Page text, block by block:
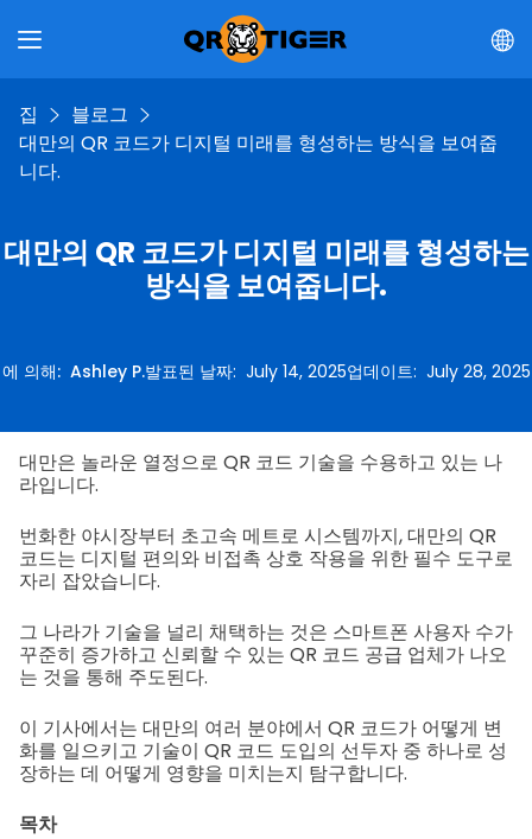
집
블로그
대만의 QR 코드가 디지털 미래를 형성하는 방식을 보여줍
니다.
대만의 QR 코드가 디지털 미래를 형성하는
방식을 보여줍니다.
에 의해: Ashley P.발표된 날짜: July 14, 2025업데이트: July 28, 2025
대만은 놀라운 열정으로 QR 코드 기술을 수용하고 있는 나
라입니다.
번화한 야시장부터 초고속 메트로 시스템까지, 대만의 QR
코드는 디지털 편의와 비접촉 상호 작용을 위한 필수 도구로
자리 잡았습니다.
그 나라가 기술을 널리 채택하는 것은 스마트폰 사용자 수가
꾸준히 증가하고 신뢰할 수 있는 QR 코드 공급 업체가 나오
는 것을 통해 주도된다.
이 기사에서는 대만의 여러 분야에서 QR 코드가 어떻게 변
화를 일으키고 기술이 QR 코드 도입의 선두자 중 하나로 성
장하는 데 어떻게 영향을 미치는지 탐구합니다.
목차